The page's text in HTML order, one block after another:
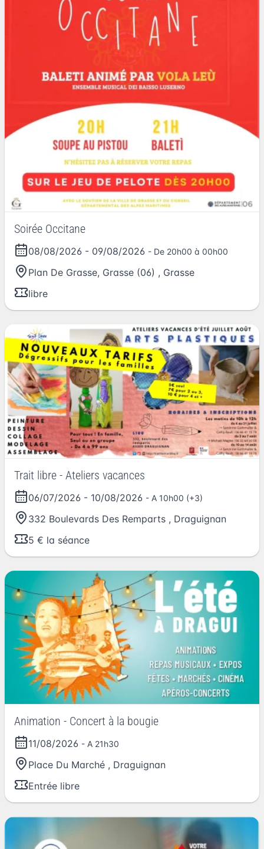
Soirée Occitane
08/08/2026 - 09/08/2026 - De 20h00 à 00h00
Plan De Grasse, Grasse (06) , Grasse
libre
Trait libre - Ateliers vacances
06/07/2026 - 10/08/2026 - A 10h00 (+3)
332 Boulevards Des Remparts , Draguignan
5 € la séance
Animation - Concert à la bougie
11/08/2026 - A 21h30
Place Du Marché , Draguignan
Entrée libre